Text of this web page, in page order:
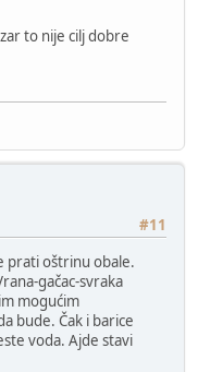
to nije cilj dobre
#11
prati oštrinu obale.
gačac-svraka
mogućim
bude. Čak i barice
voda. Ajde stavi